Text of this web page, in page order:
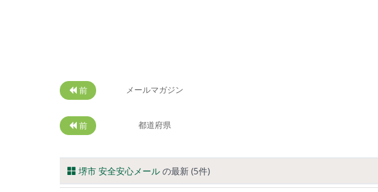
前 メールマガジン
前 都道府県
堺市 安全安心メール の最新 (5件)